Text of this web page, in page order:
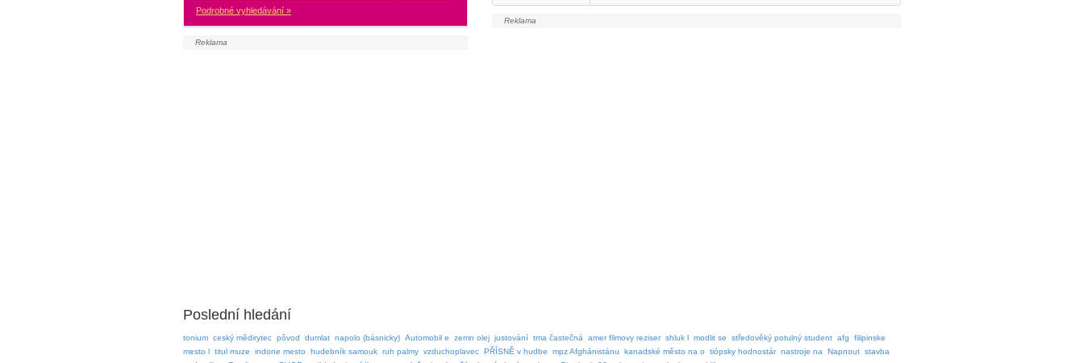
Podrobné vyhledávání »
Poslední hledání
tonium ceský mědirytec pôvod dumlat napolo (básnicky) Automobil e zemn olej justování tma častečná amer filmovy reziser shluk l modlit se středověký potulný student afg
filipinske
mesto l titul muze indone mesto hudebník samouk ruh palmy vzduchoplavec PŘÍSNĚ v hudbe mpz Afghánistánu kanadské město na o tiópsky hodnostár nastroje na Napnout stavba